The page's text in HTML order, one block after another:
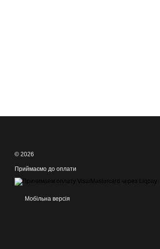
© 2026
Приймаємо до оплати
Мобільна версія